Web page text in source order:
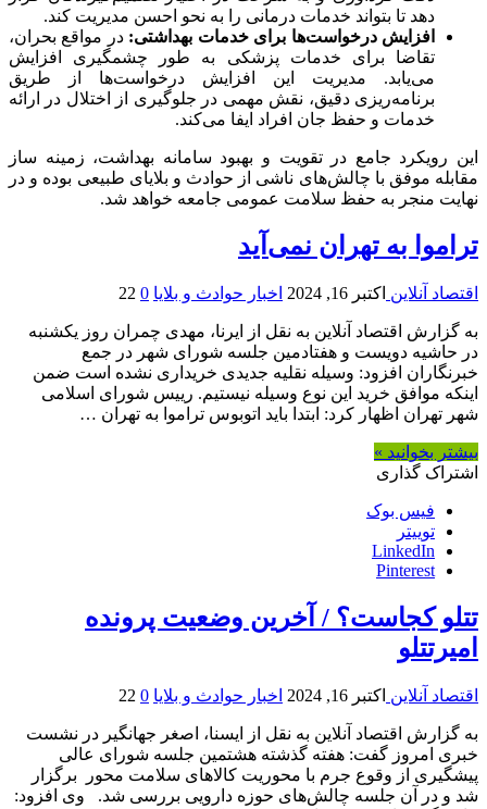
دهد تا بتواند خدمات درمانی را به نحو احسن مدیریت کند.
افزایش درخواست‌ها برای خدمات بهداشتی: در مواقع بحران،
تقاضا برای خدمات پزشکی به طور چشمگیری افزایش
می‌یابد. مدیریت این افزایش درخواست‌ها از طریق
برنامه‌ریزی دقیق، نقش مهمی در جلوگیری از اختلال در ارائه
خدمات و حفظ جان افراد ایفا می‌کند.
این رویکرد جامع در تقویت و بهبود سامانه بهداشت، زمینه ساز
مقابله موفق با چالش‌های ناشی از حوادث و بلایای طبیعی بوده و در
نهایت منجر به حفظ سلامت عمومی جامعه خواهد شد.
تراموا به تهران نمی‌‌آید
اقتصاد آنلاین اکتبر 16, 2024 اخبار حوادث و بلایا 0
22
به گزارش اقتصاد آنلاین به نقل از ایرنا، مهدی چمران روز یکشنبه
در حاشیه دویست و هفتادمین جلسه شورای شهر در جمع
خبرنگاران افزود: وسیله نقلیه جدیدی خریداری نشده است ضمن
اینکه موافق خرید این نوع وسیله نیستیم. رییس شورای اسلامی
شهر تهران اظهار کرد: ابتدا باید اتوبوس تراموا به تهران …
بیشتر بخوانید »
اشتراک گذاری
فیس بوک
توییتر
LinkedIn
Pinterest
تتلو کجاست؟ / آخرین وضعیت پرونده
امیرتتلو
اقتصاد آنلاین اکتبر 16, 2024 اخبار حوادث و بلایا 0
22
به گزارش اقتصاد آنلاین به نقل از ایسنا، اصغر جهانگیر در نشست
خبری امروز گفت: هفته گذشته هشتمین جلسه شورای عالی
پیشگیری از وقوع جرم با محوریت کالاهای سلامت محور برگزار
شد و در آن جلسه چالش‌های حوزه دارویی بررسی شد. وی افزود: